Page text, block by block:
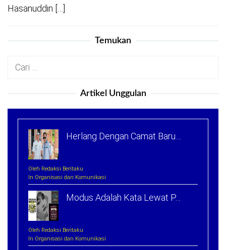
Hasanuddin […]
Temukan
Cari
Artikel Unggulan
Herlang Dengan Camat Baru…
Oleh Redaksi Beritaku
In Organisasi dan Komunikasi
Modus Adalah Kata Lewat P…
Oleh Redaksi Beritaku
In Organisasi dan Komunikasi